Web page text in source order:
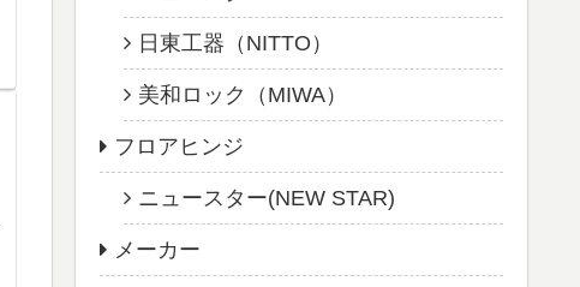
日東工器（NITTO）
美和ロック（MIWA）
フロアヒンジ
ニュースター(NEW STAR)
メーカー